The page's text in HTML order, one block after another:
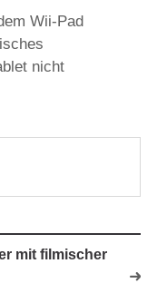
Wii-Pad
nicht
mit filmischer